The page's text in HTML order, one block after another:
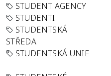
STUDENT AGENCY
STUDENTI
STUDENTSKÁ
STŘEDA
STUDENTSKÁ UNIE